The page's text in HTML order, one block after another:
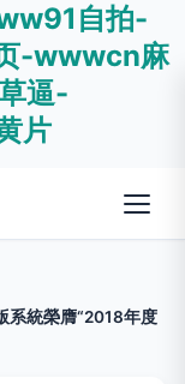
自拍-
-wwwcn麻
逼-
片
系統榮膺“2018年度